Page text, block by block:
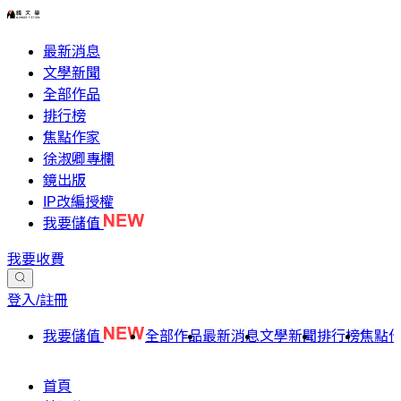
最新消息
文學新聞
全部作品
排行榜
焦點作家
徐淑卿專欄
鏡出版
IP改編授權
我要儲值
我要收費
登入/註冊
我要儲值 全部作品最新消息文學新聞排行榜焦點
首頁